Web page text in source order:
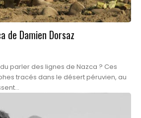
de Damien Dorsaz
parler des lignes de Nazca ? Ces
tracés dans le désert péruvien, au